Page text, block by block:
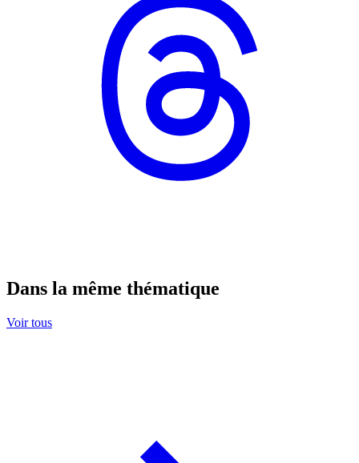
Dans la même thématique
Voir tous